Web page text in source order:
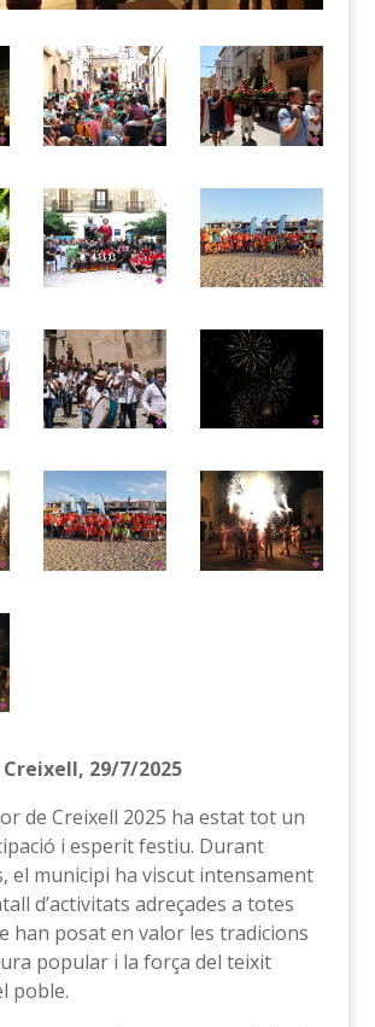
Creixell, 29/7/2025
de Creixell 2025 ha estat tot un
i esperit festiu. Durant
el municipi ha viscut intensament
d’activitats adreçades a totes
han posat en valor les tradicions
popular i la força del teixit
poble.